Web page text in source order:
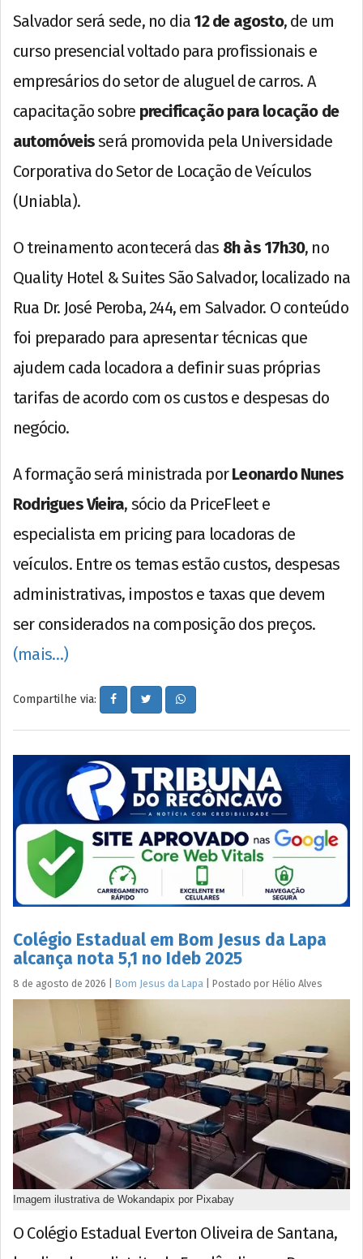
Salvador será sede, no dia 12 de agosto, de um
curso presencial voltado para profissionais e
empresários do setor de aluguel de carros. A
capacitação sobre precificação para locação de
automóveisserá promovida pela Universidade
Corporativa do Setor de Locação de Veículos
(Uniabla).
O treinamento acontecerá das 8h às 17h30, no
Quality Hotel & Suites São Salvador, localizado na
Rua Dr. José Peroba, 244, em Salvador. O conteúdo
foi preparado para apresentar técnicas que
ajudem cada locadora a definir suas próprias
tarifas de acordo com os custos e despesas do
negócio.
A formação será ministrada porLeonardo Nunes
Rodrigues Vieira, sócio da PriceFleet e
especialista em pricing para locadoras de
veículos. Entre os temas estão custos, despesas
administrativas, impostos e taxas que devem
ser considerados na composição dos preços.
(mais…)
Compartilhe via:
Colégio Estadual em Bom Jesus da Lapa
alcança nota 5,1 no Ideb 2025
8 de agosto de 2026 Bom Jesus da Lapa Postado por Hélio Alves
Imagem ilustrativa de Wokandapix por Pixabay
O Colégio Estadual Everton Oliveira de Santana,